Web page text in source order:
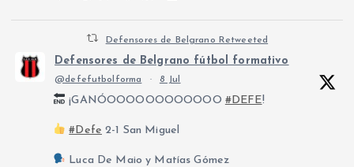
Defensores de Belgrano Retweeted
Defensores de Belgrano fútbol formativo
@defefutbolforma · 8 Jul
¡GANÓOOOOOOOOOOOO #DEFE!
#Defe 2-1 San Miguel
Luca De Maio y Matías Gómez